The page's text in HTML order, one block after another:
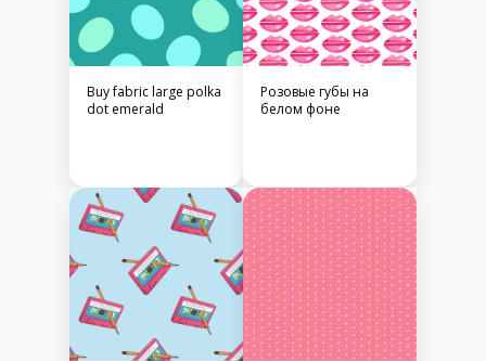
Buy fabric large polka
dot emerald
Розовые губы на
белом фоне